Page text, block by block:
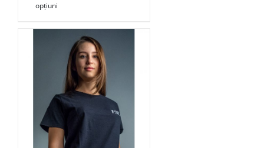
opțiuni